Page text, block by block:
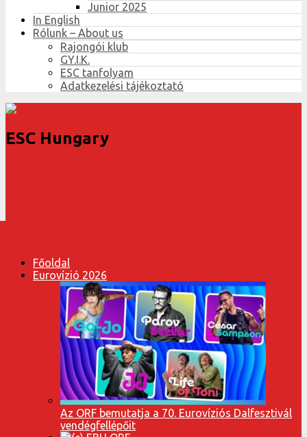
Junior 2025
In English
Rólunk – About us
Rajongói klub
GY.I.K.
ESC tanfolyam
Adatkezelési tájékoztató
ESC Hungary
Főoldal
Eurovízió 2026
Az ORF bemutatja a 70. Eurovíziós Dalfesztivál
vendégfellépőit